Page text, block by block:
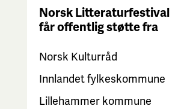
Norsk Litteraturfestival
fåroffentlig støtte fra
Norsk Kulturråd
Innlandet fylkeskommune
Lillehammer kommune